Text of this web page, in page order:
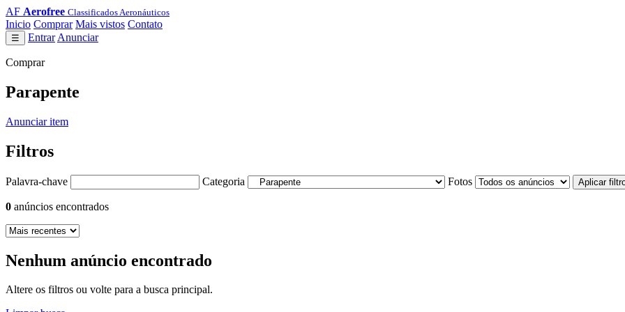
AF Aerofree Classificados Aeronáuticos
Inicio Comprar Mais vistos Contato
☰ Entrar Anunciar
Comprar
Parapente
Anunciar item
Filtros
Palavra-chave Categoria Fotos Aplicar
0 anúncios encontrados
Nenhum anúncio encontrado
Altere os filtros ou volte para a busca principal.